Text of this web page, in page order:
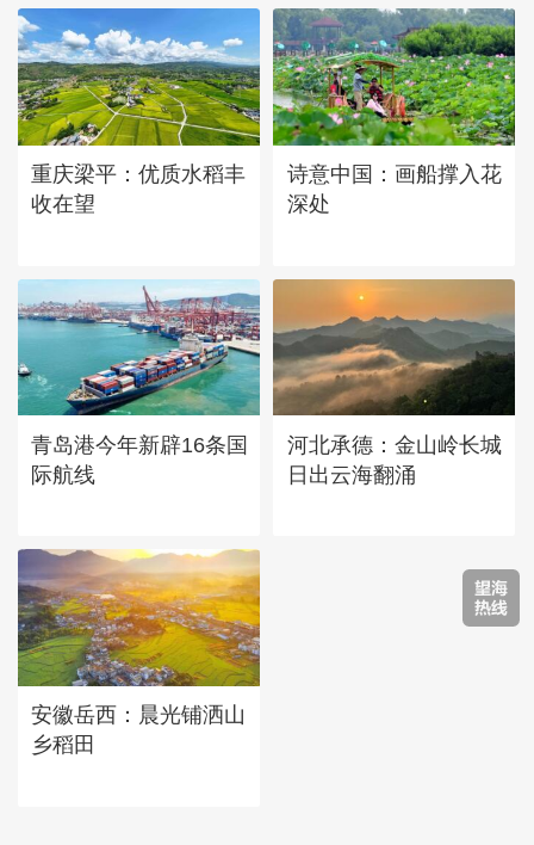
重庆梁平：优质水稻丰
收在望
诗意中国：画船撑入花
深处
青岛港今年新辟16条国
际航线
河北承德：金山岭长城
日出云海翻涌
安徽岳西：晨光铺洒山
乡稻田